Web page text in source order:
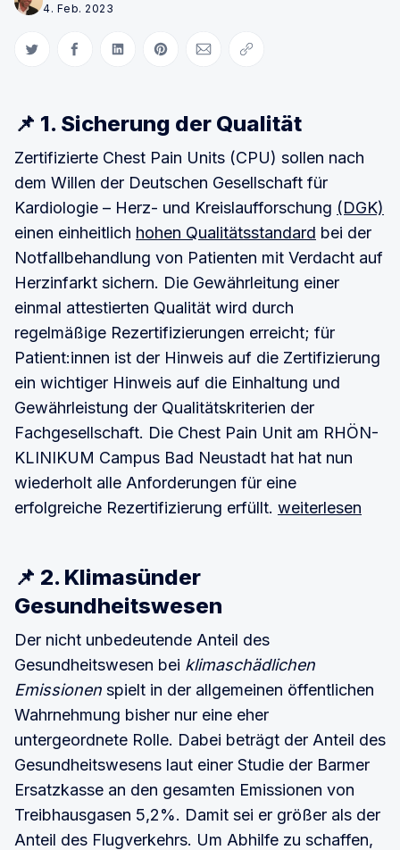
4. Feb. 2023
Auf Twitter teilen
Auf Facebook teilen
Auf LinkedIn teilen
Auf Pinterest teilen
Per E-Mail teilen
Link kopieren
📌 1. Sicherung der Qualität
Zertifizierte Chest Pain Units (CPU) sollen nach
dem Willen der Deutschen Gesellschaft für
Kardiologie – Herz- und Kreislaufforschung (DGK)
einen einheitlich hohen Qualitätsstandard bei der
Notfallbehandlung von Patienten mit Verdacht auf
Herzinfarkt sichern. Die Gewährleitung einer
einmal attestierten Qualität wird durch
regelmäßige Rezertifizierungen erreicht; für
Patient:innen ist der Hinweis auf die Zertifizierung
ein wichtiger Hinweis auf die Einhaltung und
Gewährleistung der Qualitätskriterien der
Fachgesellschaft. Die Chest Pain Unit am RHÖN-
KLINIKUM Campus Bad Neustadt hat hat nun
wiederholt alle Anforderungen für eine
erfolgreiche Rezertifizierung erfüllt. weiterlesen
📌 2. Klimasünder
Gesundheitswesen
Der nicht unbedeutende Anteil des
Gesundheitswesen bei klimaschädlichen
Emissionen spielt in der allgemeinen öffentlichen
Wahrnehmung bisher nur eine eher
untergeordnete Rolle. Dabei beträgt der Anteil des
Gesundheitswesens laut einer Studie der Barmer
Ersatzkasse an den gesamten Emissionen von
Treibhausgasen 5,2%. Damit sei er größer als der
Anteil des Flugverkehrs. Um Abhilfe zu schaffen,